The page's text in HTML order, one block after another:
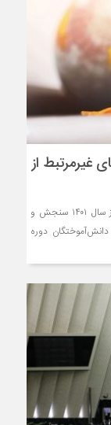
غیرمرتبط از
بر اساس مصوبه اخیر شورای سنجش و پذیرش کشور از سال ۱۴۰۱ سنجش و
دوره